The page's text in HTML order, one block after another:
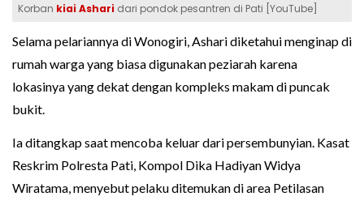
Korban kiai Ashari dari pondok pesantren di Pati [YouTube]
Selama pelariannya di Wonogiri, Ashari diketahui menginap di
rumah warga yang biasa digunakan peziarah karena
lokasinya yang dekat dengan kompleks makam di puncak
bukit.
Ia ditangkap saat mencoba keluar dari persembunyian. Kasat
Reskrim Polresta Pati, Kompol Dika Hadiyan Widya
Wiratama, menyebut pelaku ditemukan di area Petilasan